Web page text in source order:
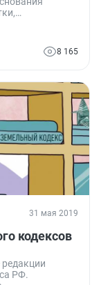
8 165
31 мая 2019
кодексов
РФ.